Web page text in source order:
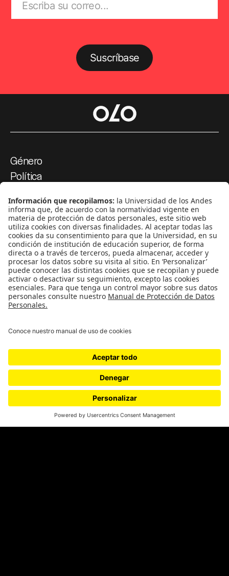
Suscríbase
Género
Política
Medio ambiente
Medios y periodismo
Ciudad
Movilización social
¿Quiénes somos?
Ediciones especiales